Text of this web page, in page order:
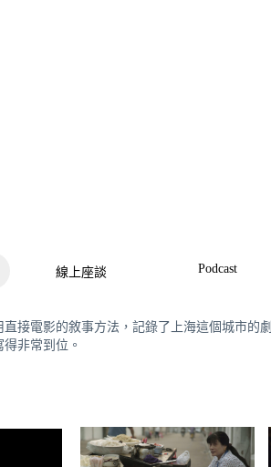
線上座談 Podcast
直接電影的敘事方法，記錄了上海這個城市
非常到位。